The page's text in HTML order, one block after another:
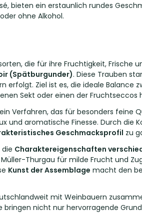
bieten ein erstaunlich rundes
ohne Alkohol.
die für ihre Fruchtigkeit, Frische
(Spätburgunder). Diese Trauben
Ziel ist es, die ideale Balance
Sekt oder einen der Fruchtseccos
Verfahren, das für besonders feine
und aromatische Finesse. Durch die
Geschmacksprofil zu
Charaktereigenschaften
Thurgau für milde Frucht und
Kunst der Assemblage macht den
mit Weinbauern
bringen nicht nur hervorragende